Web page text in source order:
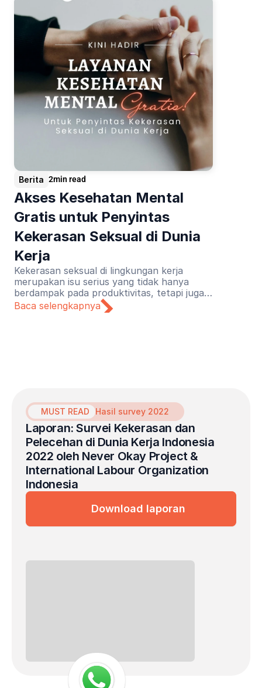
Berita 2min read
Akses Kesehatan Mental
Gratis untuk Penyintas
Kekerasan Seksual di Dunia
Kerja
Kekerasan seksual di lingkungan kerja
merupakan isu serius yang tidak hanya
berdampak pada produktivitas, tetapi juga
meninggalkan trauma mendalam bagi
korbannya. Menyadari urgensi tersebut,
Baca selengkapnya
MUST READ Hasil survey 2022
Laporan: Survei Kekerasan dan
Pelecehan di Dunia Kerja Indonesia
2022 oleh Never Okay Project &
International Labour Organization
Indonesia
Download laporan